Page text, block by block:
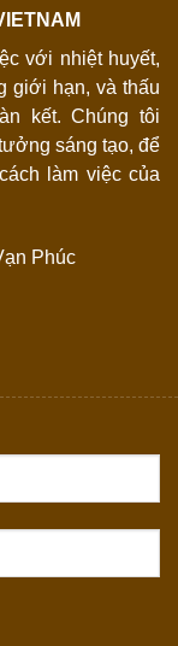
với nhiệt huyết,
giới hạn, và thấu
kết. Chúng tôi
sáng tạo, để
làm việc của
Phúc